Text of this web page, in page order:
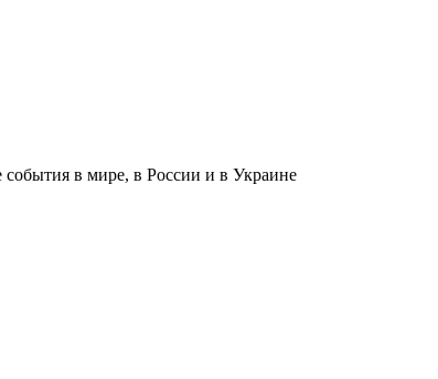
в мире, в России и в Украине